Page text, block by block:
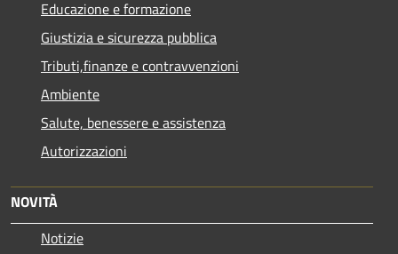
Educazione e formazione
Giustizia e sicurezza pubblica
Tributi,finanze e contravvenzioni
Ambiente
Salute, benessere e assistenza
Autorizzazioni
NOVITÀ
Notizie